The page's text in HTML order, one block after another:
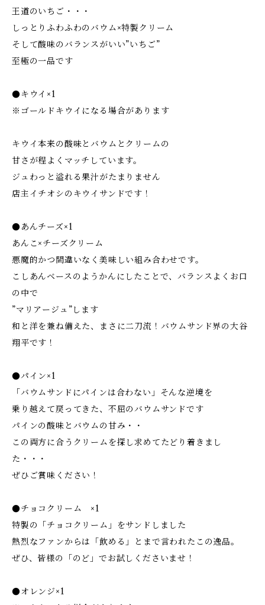
王道のいちご・・・
しっとりふわふわのバウム×特製クリーム
そして酸味のバランスがいい”いちご”
至極の一品です
●キウイ×1
※ゴールドキウイになる場合があります
キウイ本来の酸味とバウムとクリームの
甘さが程よくマッチしています。
ジュわっと溢れる果汁がたまりません
店主イチオシのキウイサンドです！
●あんチーズ×1
あんこ×チーズクリーム
悪魔的かつ間違いなく美味しい組み合わせです。
こしあんベースのようかんにしたことで、バランスよくお口
の中で
”マリアージュ”します
和と洋を兼ね備えた、まさに二刀流！バウムサンド界の大谷
翔平です！
●パイン×1
「バウムサンドにパインは合わない」そんな逆境を
乗り越えて戻ってきた、不屈のバウムサンドです
パインの酸味とバウムの甘み・・
この両方に合うクリームを探し求めてたどり着きまし
た・・・
ぜひご賞味ください！
●チョコクリーム ×1
特製の「チョコクリーム」をサンドしました
熱烈なファンからは「飲める」とまで言われたこの逸品。
ぜひ、皆様の「のど」でお試しくださいませ！
●オレンジ×1